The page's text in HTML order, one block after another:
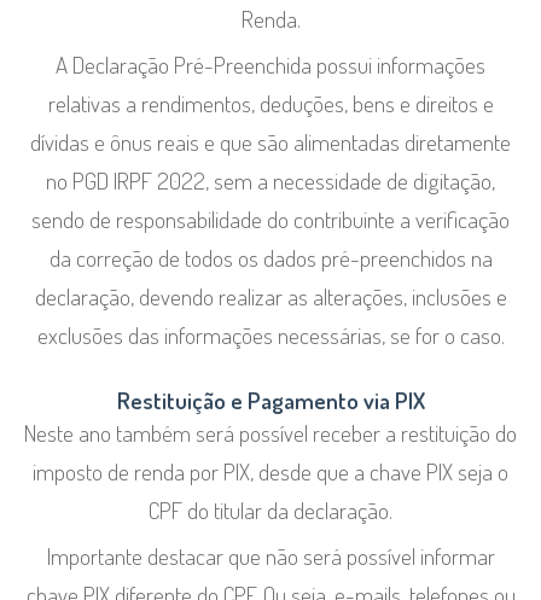
Renda.
A Declaração Pré-Preenchida possui informações
relativas a rendimentos, deduções, bens e direitos e
dívidas e ônus reais e que são alimentadas diretamente
no PGD IRPF 2022, sem a necessidade de digitação,
sendo de responsabilidade do contribuinte a verificação
da correção de todos os dados pré-preenchidos na
declaração, devendo realizar as alterações, inclusões e
exclusões das informações necessárias, se for o caso.
Restituição e Pagamento via PIX
Neste ano também será possível receber a restituição do
imposto de renda por PIX, desde que a chave PIX seja o
CPF do titular da declaração.
Importante destacar que não será possível informar